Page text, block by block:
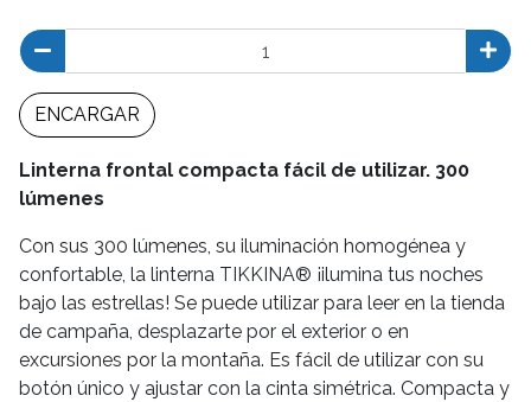
ENCARGAR
Linterna frontal compacta fácil de utilizar. 300
lúmenes
Con sus 300 lúmenes, su iluminación homogénea y
confortable, la linterna TIKKINA® ¡ilumina tus noches
bajo las estrellas! Se puede utilizar para leer en la tienda
de campaña, desplazarte por el exterior o en
excursiones por la montaña. Es fácil de utilizar con su
botón único y ajustar con la cinta simétrica. Compacta y